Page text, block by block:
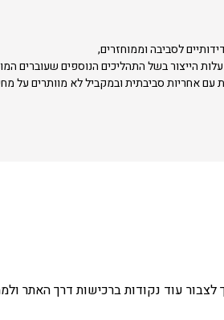
לסביבה וממוחזרים,
הייצור בשל התהליכים הנוספים שעוברים
עם אחריות סביבתית ובמקביל לא מוותרים על
עוד נקודות ברכישות דרך האתר